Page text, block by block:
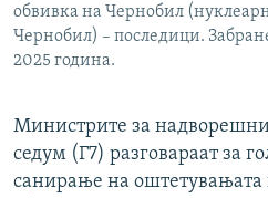
обвивка на Чернобил
Чернобил) – последици.
2025 година.
Министрите за надворешни
седум (Г7) разговараат за
санирање на оштетувањата